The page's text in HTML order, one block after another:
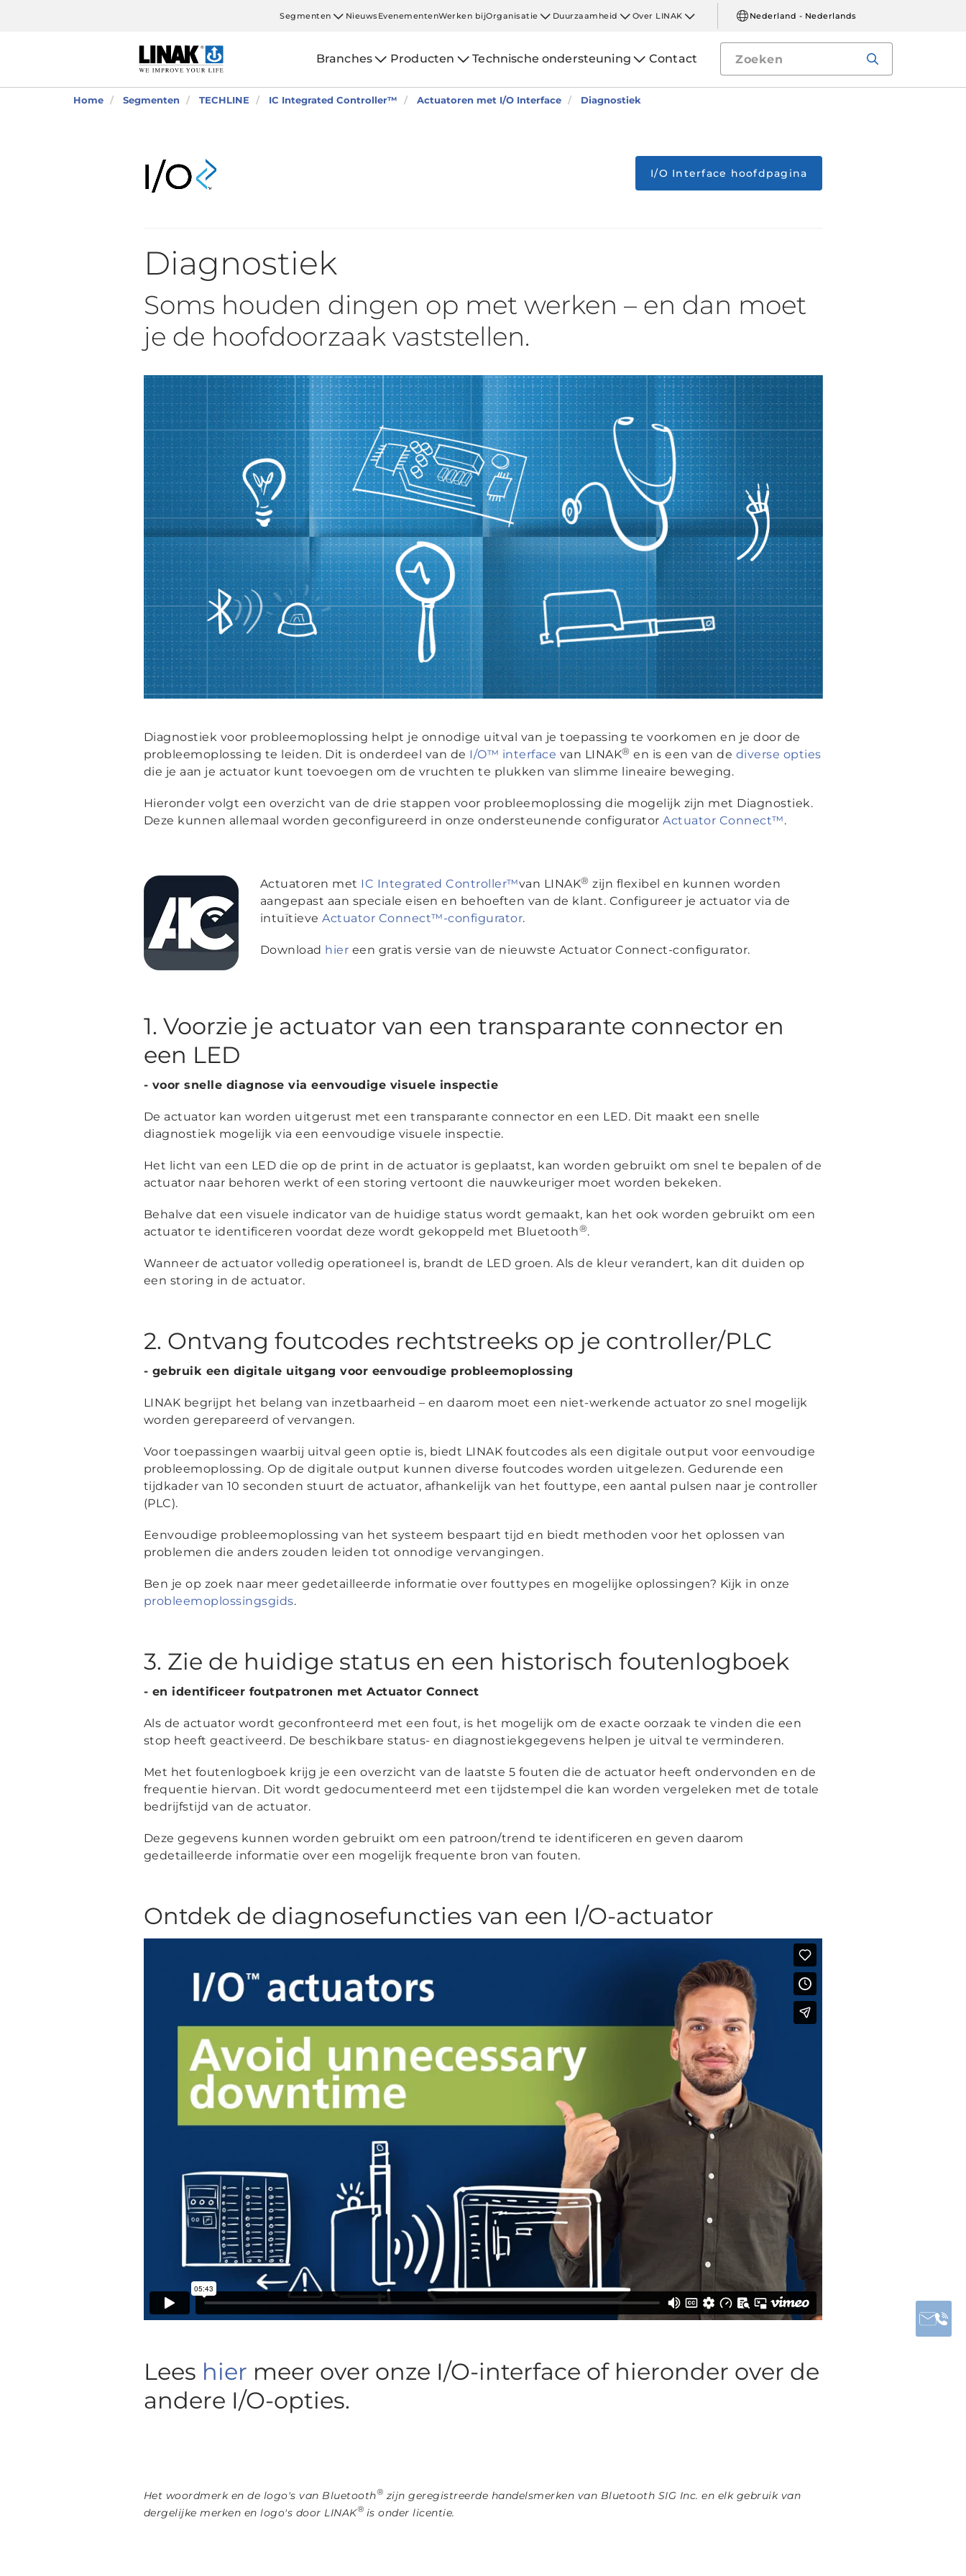
Segmenten NieuwsEvenementenWerken bijOrganisatie Duurzaamheid Over LINAK Nederland - Nederlands
Branches Producten Technische ondersteuning Contact
Home Segmenten TECHLINE IC Integrated Controller™ Actuatoren met I/O Interface Diagnostiek
I/O Interface hoofdpagina
Diagnostiek
Soms houden dingen op met werken – en dan moet
je de hoofdoorzaak vaststellen.
Diagnostiek voor probleemoplossing helpt je onnodige uitval van je toepassing te voorkomen en je door de
probleemoplossing te leiden. Dit is onderdeel van de I/O™ interface van LINAK® en is een van de diverse opties
die je aan je actuator kunt toevoegen om de vruchten te plukken van slimme lineaire beweging.
Hieronder volgt een overzicht van de drie stappen voor probleemoplossing die mogelijk zijn met Diagnostiek.
Deze kunnen allemaal worden geconfigureerd in onze ondersteunende configurator Actuator Connect™.
Actuatoren met IC Integrated Controller™van LINAK® zijn flexibel en kunnen worden
aangepast aan speciale eisen en behoeften van de klant. Configureer je actuator via de
intuïtieveActuator Connect™-configurator.
Download hier een gratis versie van de nieuwste Actuator Connect-configurator.
1. Voorzie je actuator van een transparante connector en
een LED
- voor snelle diagnose via eenvoudige visuele inspectie
De actuator kan worden uitgerust met een transparante connector en een LED. Dit maakt een snelle
diagnostiek mogelijk via een eenvoudige visuele inspectie.
Het licht van een LED die op de print in de actuator is geplaatst, kan worden gebruikt om snel te bepalen of de
actuator naar behoren werkt of een storing vertoont die nauwkeuriger moet worden bekeken.
Behalve dat een visuele indicator van de huidige status wordt gemaakt, kan het ook worden gebruikt om een
actuator te identificeren voordat deze wordt gekoppeld met Bluetooth®.
Wanneer de actuator volledig operationeel is, brandt de LED groen. Als de kleur verandert, kan dit duiden op
een storing in de actuator.
2. Ontvang foutcodes rechtstreeks op je controller/PLC
- gebruik een digitale uitgang voor eenvoudige probleemoplossing
LINAK begrijpt het belang van inzetbaarheid – en daarom moet een niet-werkende actuator zo snel mogelijk
worden gerepareerd of vervangen.
Voor toepassingen waarbij uitval geen optie is, biedt LINAK foutcodes als een digitale output voor eenvoudige
probleemoplossing. Op de digitale output kunnen diverse foutcodes worden uitgelezen. Gedurende een
tijdkader van 10 seconden stuurt de actuator, afhankelijk van het fouttype, een aantal pulsen naar je controller
(PLC).
Eenvoudige probleemoplossing van het systeem bespaart tijd en biedt methoden voor het oplossen van
problemen die anders zouden leiden tot onnodige vervangingen.
Ben je op zoek naar meer gedetailleerde informatie over fouttypes en mogelijke oplossingen? Kijk in onze
probleemoplossingsgids.
3. Zie de huidige status en een historisch foutenlogboek
- en identificeer foutpatronen met Actuator Connect
Als de actuator wordt geconfronteerd met een fout, is het mogelijk om de exacte oorzaak te vinden die een
stop heeft geactiveerd. De beschikbare status- en diagnostiekgegevens helpen je uitval te verminderen.
Met het foutenlogboek krijg je een overzicht van de laatste 5 fouten die de actuator heeft ondervonden en de
frequentie hiervan. Dit wordt gedocumenteerd met een tijdstempel die kan worden vergeleken met de totale
bedrijfstijd van de actuator.
Deze gegevens kunnen worden gebruikt om een patroon/trend te identificeren en geven daarom
gedetailleerde informatie over een mogelijk frequente bron van fouten.
Ontdek de diagnosefuncties van een I/O-actuator
Lees hier meer over onze I/O-interface of hieronder over de
andere I/O-opties.
Het woordmerk en de logo's van Bluetooth® zijn geregistreerde handelsmerken van Bluetooth SIG Inc. en elk gebruik van
dergelijke merken en logo's door LINAK® is onder licentie.